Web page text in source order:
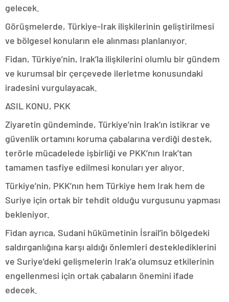
gelecek.
Görüşmelerde, Türkiye-Irak ilişkilerinin geliştirilmesi
ve bölgesel konuların ele alınması planlanıyor.
Fidan, Türkiye’nin, Irak’la ilişkilerini olumlu bir gündem
ve kurumsal bir çerçevede ilerletme konusundaki
iradesini vurgulayacak.
ASIL KONU, PKK
Ziyaretin gündeminde, Türkiye’nin Irak’ın istikrar ve
güvenlik ortamını koruma çabalarına verdiği destek,
terörle mücadelede işbirliği ve PKK’nın Irak’tan
tamamen tasfiye edilmesi konuları yer alıyor.
Türkiye’nin, PKK’nın hem Türkiye hem Irak hem de
Suriye için ortak bir tehdit olduğu vurgusunu yapması
bekleniyor.
Fidan ayrıca, Sudani hükümetinin İsrail’in bölgedeki
saldırganlığına karşı aldığı önlemleri desteklediklerini
ve Suriye’deki gelişmelerin Irak’a olumsuz etkilerinin
engellenmesi için ortak çabaların önemini ifade
edecek.